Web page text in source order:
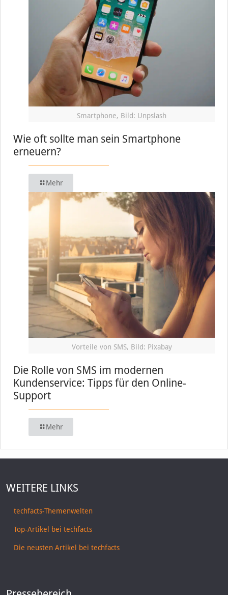
Smartphone, Bild: Unpslash
Wie oft sollte man sein Smartphone
erneuern?
Mehr
Vorteile von SMS, Bild: Pixabay
Die Rolle von SMS im modernen
Kundenservice: Tipps für den Online-
Support
Mehr
WEITERE LINKS
techfacts-Themenwelten
Top-Artikel bei techfacts
Die neusten Artikel bei techfacts